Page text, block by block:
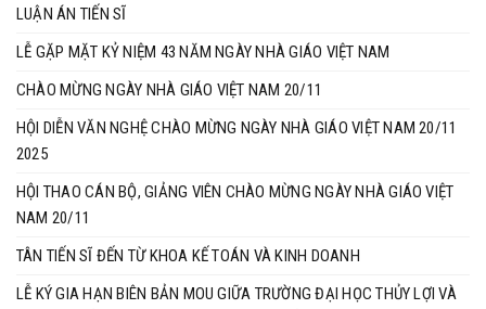
LUẬN ÁN TIẾN SĨ
LỄ GẶP MẶT KỶ NIỆM 43 NĂM NGÀY NHÀ GIÁO VIỆT NAM
CHÀO MỪNG NGÀY NHÀ GIÁO VIỆT NAM 20/11
HỘI DIỄN VĂN NGHỆ CHÀO MỪNG NGÀY NHÀ GIÁO VIỆT NAM 20/11
2025
HỘI THAO CÁN BỘ, GIẢNG VIÊN CHÀO MỪNG NGÀY NHÀ GIÁO VIỆT
NAM 20/11
TÂN TIẾN SĨ ĐẾN TỪ KHOA KẾ TOÁN VÀ KINH DOANH
LỄ KÝ GIA HẠN BIÊN BẢN MOU GIỮA TRƯỜNG ĐẠI HỌC THỦY LỢI VÀ